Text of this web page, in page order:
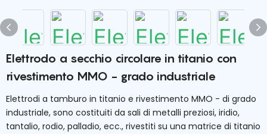
Elettrodo a secchio circolare in titanio con
rivestimento MMO - grado industriale
Elettrodi a tamburo in titanio e rivestimento MMO - di grado
industriale, sono costituiti da sali di metalli preziosi, iridio,
tantalio, rodio, palladio, ecc., rivestiti su una matrice di titanio